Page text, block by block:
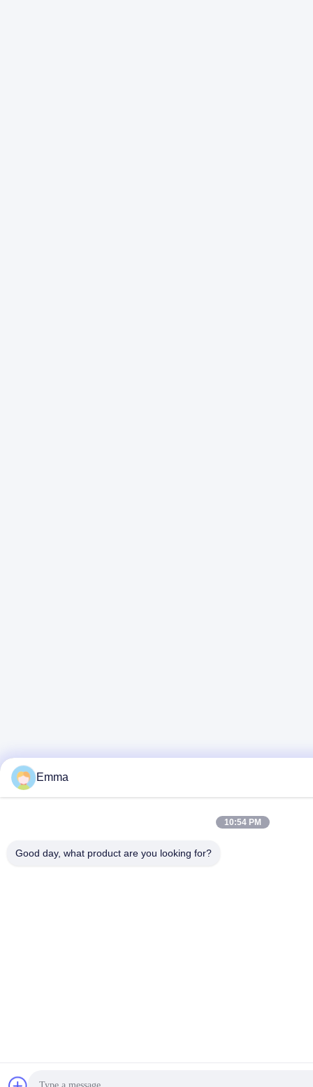
Emma
10:54 PM
Good day, what product are you looking for?